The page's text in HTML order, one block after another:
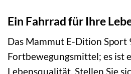
Ein Fahrrad für Ihre
Das Mammut E-Dition Sport
Fortbewegungsmittel; es ist
Lebensqualität. Stellen Sie